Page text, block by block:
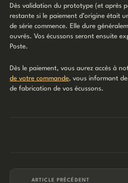
Dès validation du prototype (et après
restante si le paiement d’origine était
de série commence. Elle dure
ouvrés. Vos écussons seront ensuite
Poste.
Dès le paiement, vous aurez accès à
de votre commande, vous informant
de fabrication de vos écussons.
ARTICLE PRÉCÉDENT